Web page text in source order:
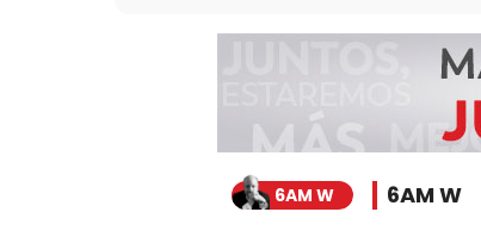
6AM W 6AM W